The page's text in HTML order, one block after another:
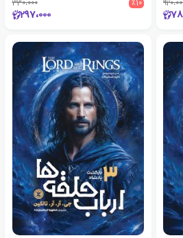
٪10 330،000
297،000